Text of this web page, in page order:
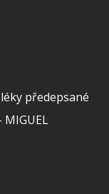
předepsané